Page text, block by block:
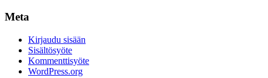
Meta
Kirjaudu sisään
Sisältösyöte
Kommenttisyöte
WordPress.org